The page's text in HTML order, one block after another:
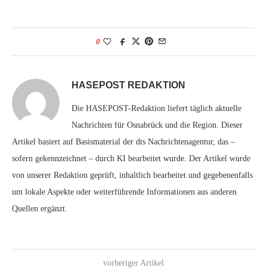
0
HASEPOST REDAKTION
Die HASEPOST-Redaktion liefert täglich aktuelle
Nachrichten für Osnabrück und die Region. Dieser
Artikel basiert auf Basismaterial der dts Nachrichtenagentur, das –
sofern gekennzeichnet – durch KI bearbeitet wurde. Der Artikel wurde
von unserer Redaktion geprüft, inhaltlich bearbeitet und gegebenenfalls
um lokale Aspekte oder weiterführende Informationen aus anderen
Quellen ergänzt.
vorheriger Artikel